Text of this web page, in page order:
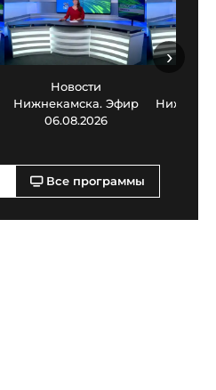
Новости
Нижнекамска. Эфир
06.08.2026
›
Все программы